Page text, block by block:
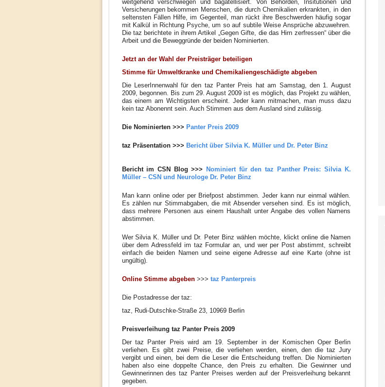
weitgehend verschwiegen und bagatellisiert. Von Behörden, Insitutionen und
Versicherungen bekommen Menschen, die durch Chemikalien erkrankten, in den
seltensten Fällen Hilfe, im Gegenteil, man rückt ihre Beschwerden häufig sogar
mit Kalkül in Richtung Psyche, um so auf subtile Weise Ansprüche abzuwehren.
Die taz berichtete in ihrem Artikel „Gegen Gifte, die das Hirn zerfressen“ über die
Arbeit und die Beweggründe der beiden Nominierten.
Jetzt an der Wahl der Preisträger beteiligen
Stimme für Umweltkranke und Chemikaliengeschädigte abgeben
Die LeserInnenwahl für den taz Panter Preis hat am Samstag, den 1. August
2009, begonnen. Bis zum 29. August 2009 ist es möglich, das Projekt zu wählen,
das einem am Wichtigsten erscheint. Jeder kann mitmachen, man muss dazu
kein taz Abonennt sein. Auch Stimmen aus dem Ausland sind zulässig.
Die Nominierten >>> Panter Preis 2009
taz Präsentation >>> Bericht über Silvia K. Müller und Dr. Peter Binz
Bericht im CSN Blog >>>
Nominiert für den taz Panther Preis: Silvia K.
Müller – CSN und Neurologe Dr. Peter Binz
Man kann online oder per Briefpost abstimmen. Jeder kann nur einmal wählen.
Es zählen nur Stimmabgaben, die mit Absender versehen sind. Es ist möglich,
dass mehrere Personen aus einem Haushalt unter Angabe des vollen Namens
abstimmen.
Wer Silvia K. Müller und Dr. Peter Binz wählen möchte, klickt online die Namen
über dem Adressfeld im taz Formular an, und wer per Post abstimmt, schreibt
einfach die beiden Namen und seine eigene Adresse auf eine Karte (ohne ist
ungültig).
Online Stimme abgeben>>> taz Panterpreis
Die Postadresse der taz:
taz, Rudi-Dutschke-Straße 23, 10969 Berlin
Preisverleihung taz Panter Preis 2009
Der taz Panter Preis wird am 19. September in der Komischen Oper Berlin
verliehen. Es gibt zwei Preise, die verliehen werden, einen, den die taz Jury
vergibt und einen, bei dem die Leser die Entscheidung treffen. Die Nominierten
haben also eine doppelte Chance, den Preis zu erhalten. Die Gewinner und
Gewinnerinnen des taz Panter Preises werden auf der Preisverleihung bekannt
gegeben.